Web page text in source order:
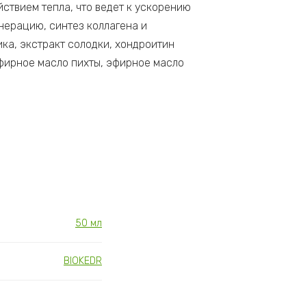
тепла, что ведет к ускорению
синтез коллагена и
экстракт солодки, хондроитин
масло пихты, эфирное масло
50 мл
BIOKEDR